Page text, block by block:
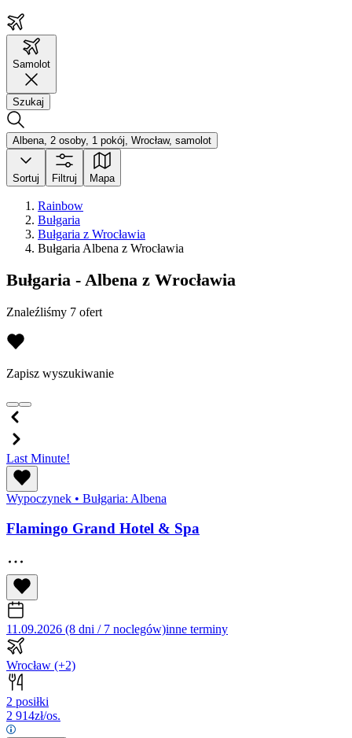
Samolot
Szukaj
Albena, 2 osoby, 1 pokój, Wrocław, samolot
Sortuj Filtruj Mapa
Rainbow
Bułgaria
Bułgaria z Wrocławia
Bułgaria Albena z Wrocławia
Bułgaria - Albena z Wrocławia
Znaleźliśmy 7 ofert
Zapisz wyszukiwanie
Last Minute!
Wypoczynek • Bułgaria: Albena
Flamingo Grand Hotel & Spa
11.09.2026 (8 dni / 7 noclegów)inne terminy
Wrocław (+2)
2 posiłki
2 914zł/os.